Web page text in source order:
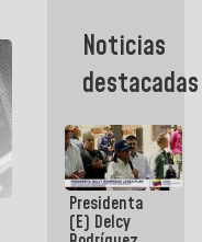
Noticias
destacadas
Presidenta
(E) Delcy